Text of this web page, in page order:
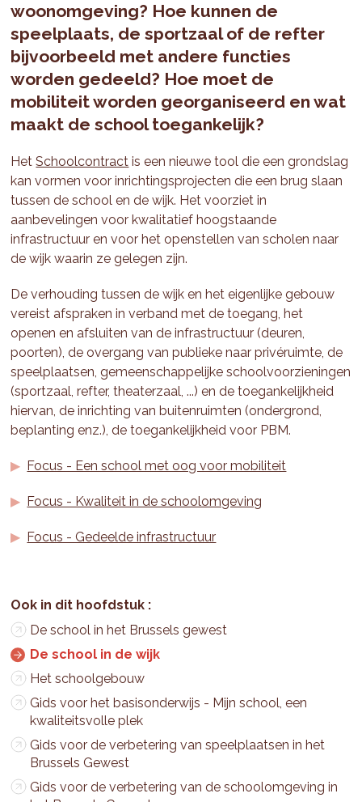
woonomgeving? Hoe kunnen de
speelplaats, de sportzaal of de refter
bijvoorbeeld met andere functies
worden gedeeld? Hoe moet de
mobiliteit worden georganiseerd en wat
maakt de school toegankelijk?
HetSchoolcontract is een nieuwe tool die een grondslag
kan vormen voor inrichtingsprojecten die een brug slaan
tussen de school en de wijk. Het voorziet in
aanbevelingen voor kwalitatief hoogstaande
infrastructuur en voor het openstellen van scholen naar
de wijk waarin ze gelegen zijn.
De verhouding tussen de wijk en het eigenlijke gebouw
vereist afspraken in verband met de toegang, het
openen en afsluiten van de infrastructuur (deuren,
poorten), de overgang van publieke naar privéruimte, de
speelplaatsen, gemeenschappelijke schoolvoorzieningen
(sportzaal, refter, theaterzaal, ...) en de toegankelijkheid
hiervan, de inrichting van buitenruimten (ondergrond,
beplanting enz.), de toegankelijkheid voor PBM.
Focus - Een school met oog voor mobiliteit
Focus - Kwaliteit in de schoolomgeving
Focus - Gedeelde infrastructuur
De school in het Brussels gewest
De school in de wijk
Het schoolgebouw
Gids voor het basisonderwijs - Mijn school, een
kwaliteitsvolle plek
Gids voor de verbetering van speelplaatsen in het
Brussels Gewest
Gids voor de verbetering van de schoolomgeving in